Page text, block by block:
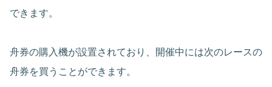
できます。
舟券の購入機が設置されており、開催中には次のレースの
舟券を買うことができます。